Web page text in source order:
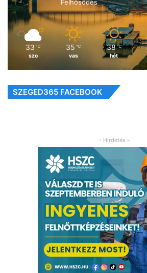
Felhősödés
33 ℃
szo
35 ℃
vas
38 ℃
hét
SZEGED365 FACEBOOK
- Hirdetés -